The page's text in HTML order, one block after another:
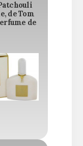
de Tom
de